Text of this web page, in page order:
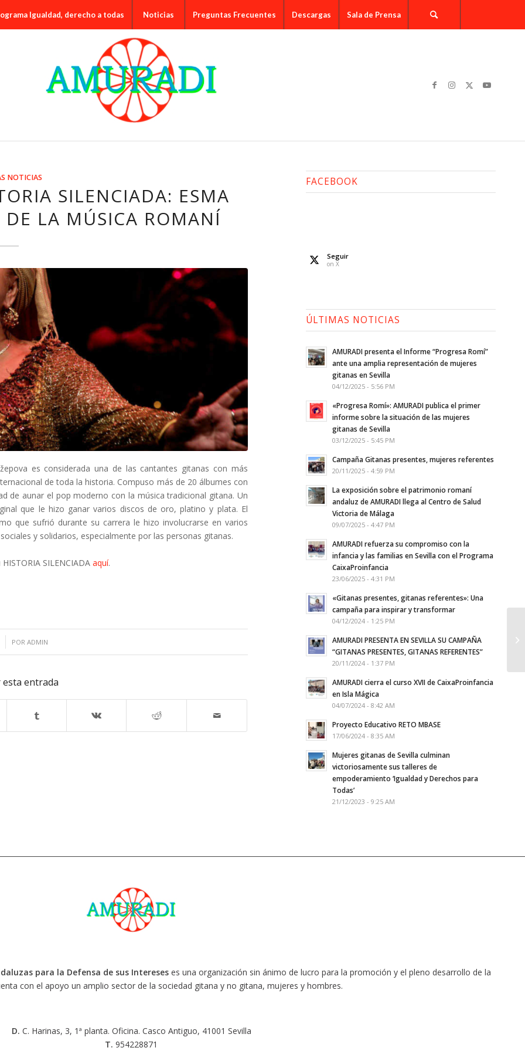
Igualdad, derecho a todas Noticias Preguntas Frecuentes Descargas Sala de Prensa
NOTICIAS
SILENCIADA: ESMA
LA MÚSICA ROMANÍ
es considerada una de las cantantes gitanas con más
de toda la historia. Compuso más de 20 álbumes con
de aunar el pop moderno con la música tradicional gitana. Un
que le hizo ganar varios discos de oro, platino y plata. El
que sufrió durante su carrera le hizo involucrarse en varios
y solidarios, especialmente por las personas gitanas.
SILENCIADA aquí.
POR ADMIN
entrada
FACEBOOK
Seguir
on X
ÚLTIMAS NOTICIAS
AMURADI presenta el Informe “Progresa Romí”
ante una amplia representación de mujeres
gitanas en Sevilla
04/12/2025 - 5:56 PM
«Progresa Romí»: AMURADI publica el primer
informe sobre la situación de las mujeres
gitanas de Sevilla
03/12/2025 - 5:45 PM
Campaña Gitanas presentes, mujeres referentes
20/11/2025 - 4:59 PM
La exposición sobre el patrimonio romaní
andaluz de AMURADI llega al Centro de Salud
Victoria de Málaga
09/07/2025 - 4:47 PM
AMURADI refuerza su compromiso con la
infancia y las familias en Sevilla con el Programa
CaixaProinfancia
23/06/2025 - 4:31 PM
«Gitanas presentes, gitanas referentes»: Una
campaña para inspirar y transformar
04/12/2024 - 1:25 PM
AMURADI PRESENTA EN SEVILLA SU CAMPAÑA
“GITANAS PRESENTES, GITANAS REFERENTES”
20/11/2024 - 1:37 PM
AMURADI cierra el curso XVII de CaixaProinfancia
en Isla Mágica
04/07/2024 - 8:42 AM
Proyecto Educativo RETO MBASE
17/06/2024 - 8:35 AM
Mujeres gitanas de Sevilla culminan
victoriosamente sus talleres de
empoderamiento ‘Igualdad y Derechos para
Todas’
21/12/2023 - 9:25 AM
para la Defensa de sus Intereseses una organización sin ánimo de lucro para la promoción y el pleno desarrollo de la
con el apoyo un amplio sector de la sociedad gitana y no gitana, mujeres y hombres.
D. C. Harinas, 3, 1ª planta. Oficina. Casco Antiguo, 41001 Sevilla
T. 954228871